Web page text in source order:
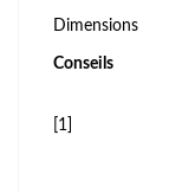
Dimensions
Conseils
[1]